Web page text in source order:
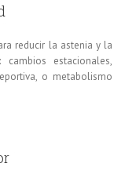
reducir la astenia y la
estacionales,
o metabolismo